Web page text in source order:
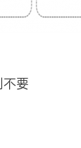
不要